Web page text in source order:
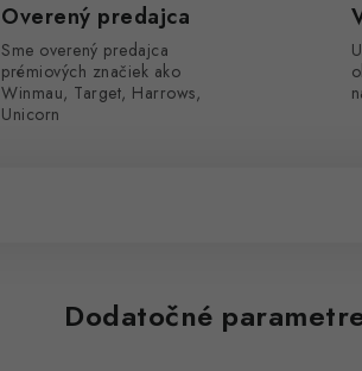
Overený predajca
Sme overený predajca
prémiových značiek ako
Winmau, Target, Harrows,
Unicorn
Dodatočné